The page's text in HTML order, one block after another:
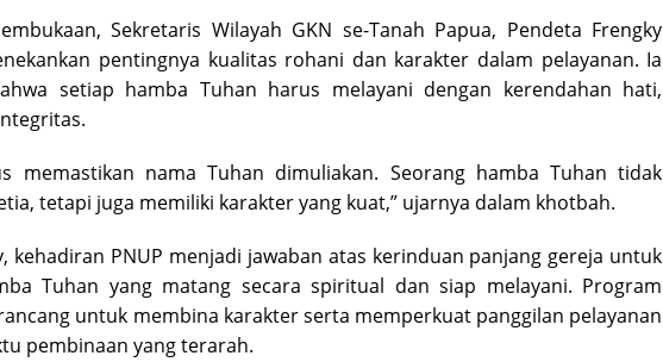
Sekretaris Wilayah GKN se-Tanah Papua, Pendeta Frengky
pentingnya kualitas rohani dan karakter dalam pelayanan. Ia
setiap hamba Tuhan harus melayani dengan kerendahan hati,
memastikan nama Tuhan dimuliakan. Seorang hamba Tuhan tidak
tetapi juga memiliki karakter yang kuat,” ujarnya dalam khotbah.
kehadiran PNUP menjadi jawaban atas kerinduan panjang gereja untuk
Tuhan yang matang secara spiritual dan siap melayani. Program
untuk membina karakter serta memperkuat panggilan pelayanan
pembinaan yang terarah.